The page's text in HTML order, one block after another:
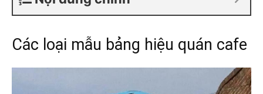
Các loại mẫu bảng hiệu quán cafe